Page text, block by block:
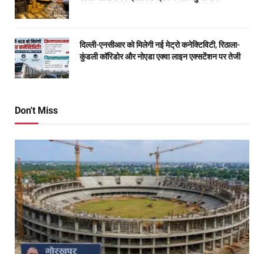
दिल्ली-एनसीआर को मिलेगी नई मेट्रो कनेक्टिविटी, रिठाला-
कुंडली कॉरिडोर और नोएडा एक्वा लाइन एक्सटेंशन पर तेजी
Don't Miss